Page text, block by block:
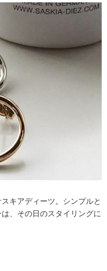
キアディーツ。シンプルと
、その日のスタイリングに